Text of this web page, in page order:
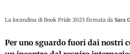
La locandina di Book Pride 2023 firmata da Sara
Per uno sguardo fuori dai nostri